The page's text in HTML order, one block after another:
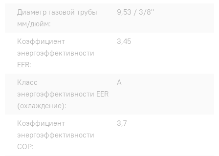
Диаметр газовой трубы
мм/дюйм:
9,53 / 3/8"
Коэффициент
энергоэффективности
EER:
3,45
Класс
энергоэффективности EER
(охлаждение):
A
Коэффициент
энергоэффективности
COP:
3,7